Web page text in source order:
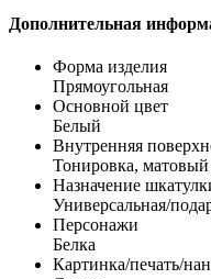
Дополнительная
Форма изделия
Прямоугольная
Основной цвет
Белый
Внутренняя
Тонировка, матовый
Назначение
Универсальная/
Персонажи
Белка
Картинка/печать/